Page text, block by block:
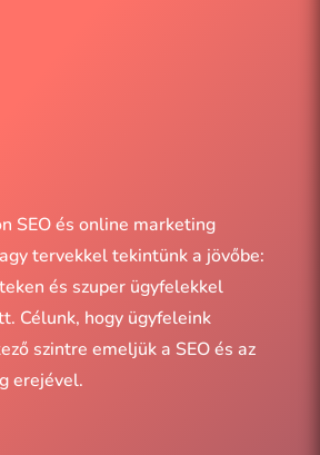
Marketing
SEO és online marketing
tervekkel tekintünk a jövőbe:
és szuper ügyfelekkel
Célunk, hogy ügyfeleink
szintre emeljük a SEO és az
erejével.